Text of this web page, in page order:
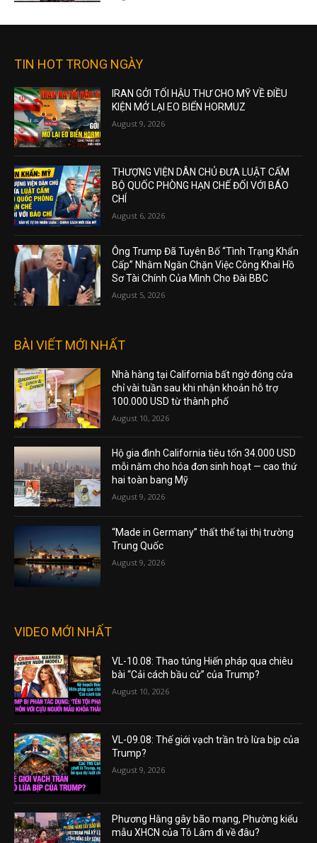
TIN HOT TRONG NGÀY
IRAN GỞI TỐI HẬU THƯ CHO MỸ VỀ ĐIỀU
KIỆN MỞ LẠI EO BIỂN HORMUZ
August 9, 2026
THƯỢNG VIỆN DÂN CHỦ ĐƯA LUẬT CẤM
BỘ QUỐC PHÒNG HẠN CHẾ ĐỐI VỚI BÁO
CHÍ
August 6, 2026
Ông Trump Đã Tuyên Bố “Tình Trạng Khẩn
Cấp” Nhằm Ngăn Chặn Việc Công Khai Hồ
Sơ Tài Chính Của Mình Cho Đài BBC
August 5, 2026
BÀI VIẾT MỚI NHẤT
Nhà hàng tại California bất ngờ đóng cửa
chỉ vài tuần sau khi nhận khoản hỗ trợ
100.000 USD từ thành phố
August 10, 2026
Hộ gia đình California tiêu tốn 34.000 USD
mỗi năm cho hóa đơn sinh hoạt — cao thứ
hai toàn bang Mỹ
August 9, 2026
“Made in Germany” thất thế tại thị trường
Trung Quốc
August 9, 2026
VIDEO MỚI NHẤT
VL-10.08: Thao túng Hiến pháp qua chiêu
bài “Cải cách bầu cử” của Trump?
August 10, 2026
VL-09.08: Thế giới vạch trần trò lừa bịp của
Trump?
August 9, 2026
Phương Hằng gây bão mạng, Phường kiểu
mẫu XHCN của Tô Lâm đi về đâu?